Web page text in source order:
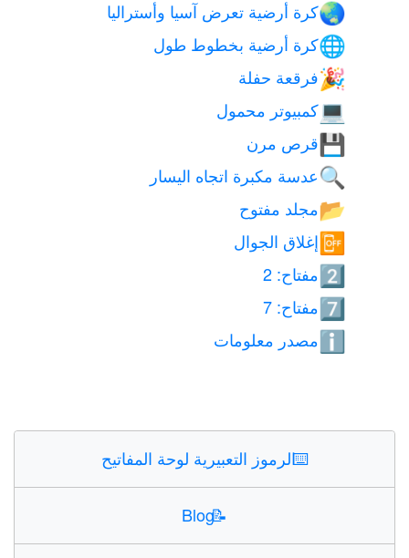
🌏كرة أرضية تعرض آسيا وأستراليا
🌐كرة أرضية بخطوط طول
🎉فرقعة حفلة
💻كمبيوتر محمول
💾 قرص مرن
🔍عدسة مكبرة اتجاه اليسار
📂مجلد مفتوح
📴إغلاق الجوال
2️⃣ مفتاح: 2
7️⃣ مفتاح: 7
ℹ️ مصدر معلومات
⌨️الرموز التعبيرية لوحة المفاتيح
📝
Blog